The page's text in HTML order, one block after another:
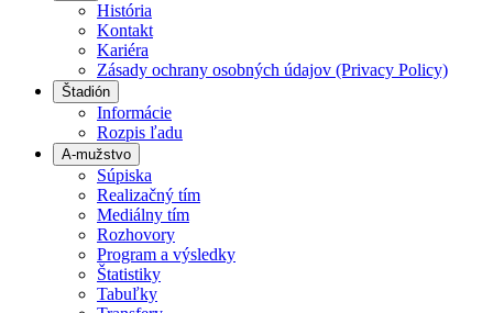
História
Kontakt
Kariéra
Zásady ochrany osobných údajov (Privacy Policy)
Štadión
Informácie
Rozpis ľadu
A-mužstvo
Súpiska
Realizačný tím
Mediálny tím
Rozhovory
Program a výsledky
Štatistiky
Tabuľky